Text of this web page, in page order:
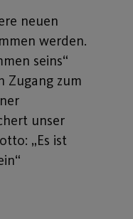
neuen
werden.
seins“
Zugang zum
unser
„Es ist